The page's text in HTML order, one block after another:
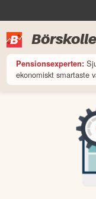
Pensionsexperten:
ekonomiskt smartaste